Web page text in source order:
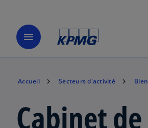
menu
Accueil Secteurs d'activité
Cabinet